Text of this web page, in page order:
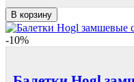
В корзину
-10%